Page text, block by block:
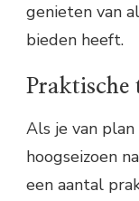
genieten van
bieden heeft.
Praktische
Als je van
hoogseizoen
een aantal